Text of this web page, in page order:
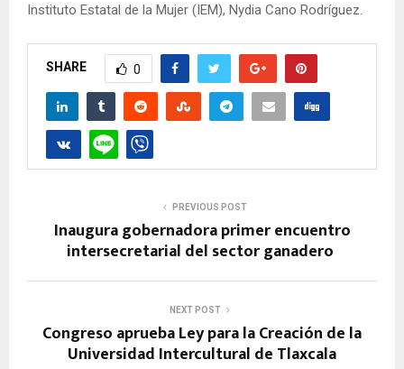
Instituto Estatal de la Mujer (IEM), Nydia Cano Rodríguez.
SHARE 0
PREVIOUS POST
Inaugura gobernadora primer encuentro
intersecretarial del sector ganadero
NEXT POST
Congreso aprueba Ley para la Creación de la
Universidad Intercultural de Tlaxcala